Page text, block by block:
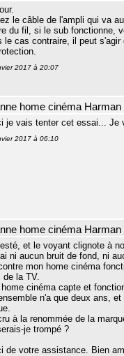
le câble de l'ampli qui va
du fil, si le sub fonctionne,
le cas contraire, il peut
2017 à 20:07
home cinéma
je vais tenter cet essai... Je
2017 à 06:10
home cinéma
et le voyant clignote à
ni aucun bruit de fond, ni
mon home cinéma
de la TV.
home cinéma capte et
n'a que deux ans,
à la renommée de la
je trompé ?
de votre assistance. Bien